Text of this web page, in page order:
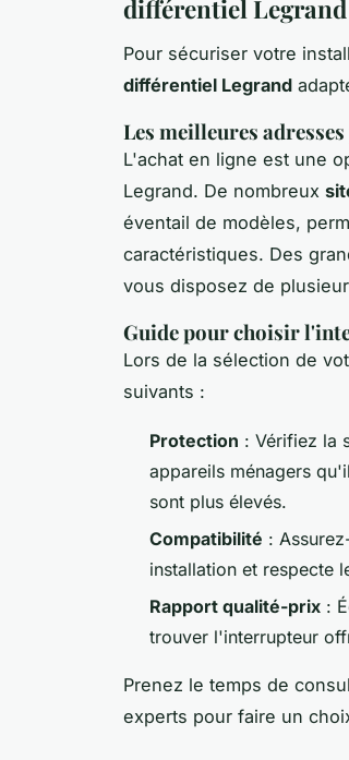
différentiel Legrand
Pour sécuriser votre
différentiel Legrand
Les meilleures
L'achat en ligne est une
Legrand. De nombreux
éventail de modèles,
caractéristiques. Des
vous disposez de
Guide pour choisir
Lors de la sélection de
suivants :
Protection : Vérifiez la
appareils ménagers
sont plus élevés.
Compatibilité :
installation et respecte
Rapport qualité-prix :
trouver l'interrupteur
Prenez le temps de
experts pour faire un